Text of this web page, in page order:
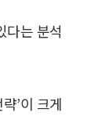
다는 분석
’이 크게